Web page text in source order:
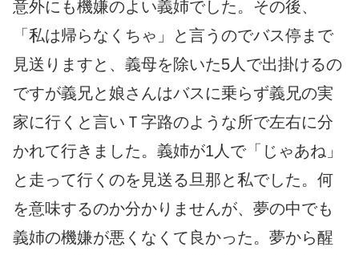
意外にも機嫌のよい義姉でした。その後、
「私は帰らなくちゃ」と言うのでバス停まで
見送りますと、義母を除いた5人で出掛けるの
ですが義兄と娘さんはバスに乗らず義兄の実
家に行くと言いＴ字路のような所で左右に分
かれて行きました。義姉が1人で「じゃあね」
と走って行くのを見送る旦那と私でした。何
を意味するのか分かりませんが、夢の中でも
義姉の機嫌が悪くなくて良かった。夢から醒